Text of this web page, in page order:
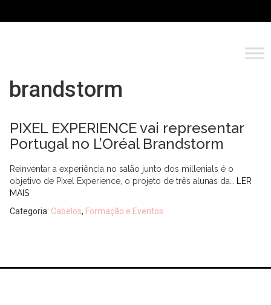
brandstorm
PIXEL EXPERIENCE vai representar
Portugal no L’Oréal Brandstorm
Reinventar a experiência no salão junto dos millenials é o
objetivo de Pixel Experience, o projeto de três alunas da…
LER
MAIS
Categoria: Cabelos, Formação e Eventos